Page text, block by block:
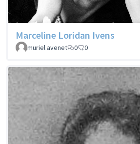
Marceline Loridan Ivens
muriel avenet
0 0